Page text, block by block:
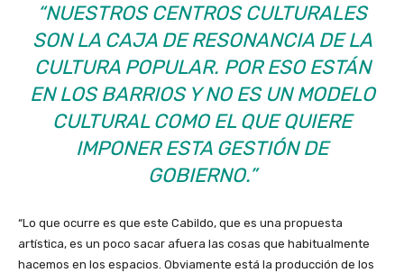
“NUESTROS CENTROS CULTURALES
SON LA CAJA DE RESONANCIA DE LA
CULTURA POPULAR. POR ESO ESTÁN
EN LOS BARRIOS Y NO ES UN MODELO
CULTURAL COMO EL QUE QUIERE
IMPONER ESTA GESTIÓN DE
GOBIERNO.”
“Lo que ocurre es que este Cabildo, que es una propuesta
artística, es un poco sacar afuera las cosas que habitualmente
hacemos en los espacios. Obviamente está la producción de los